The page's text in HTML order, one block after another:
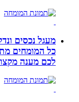
מעגל נכסים ונדלן
כל המומחים
לכם מענה מקצועי